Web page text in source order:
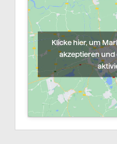
Klicke hier, um
akzeptieren und